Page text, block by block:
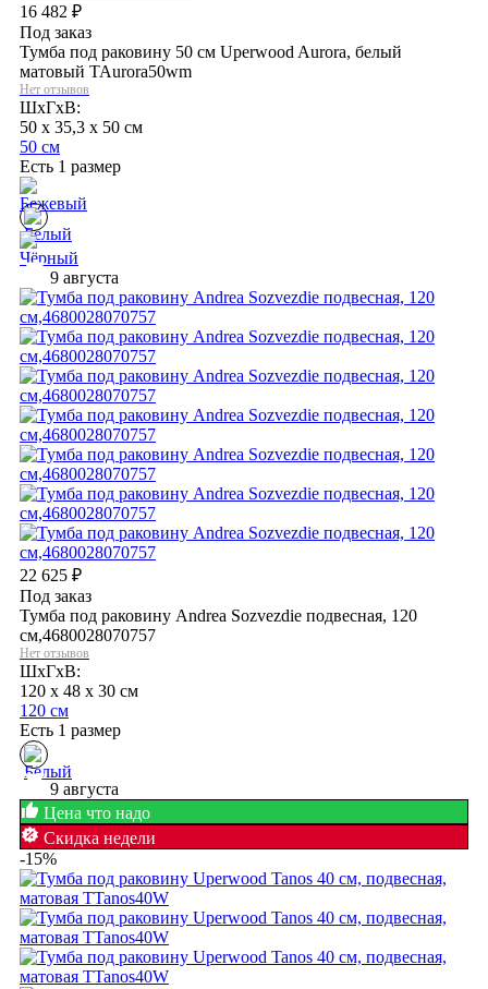
16 482 ₽
Под заказ
Тумба под раковину 50 см Uperwood Aurora, белый
матовый TAurora50wm
Нет отзывов
ШхГхВ:
50 x 35,3 x 50 см
50 см
Есть 1 размер
9 августа
22 625 ₽
Под заказ
Тумба под раковину Andrea Sozvezdie подвесная, 120
см,4680028070757
Нет отзывов
ШхГхВ:
120 x 48 x 30 см
120 см
Есть 1 размер
9 августа
Цена что надо
Скидка недели
-15%